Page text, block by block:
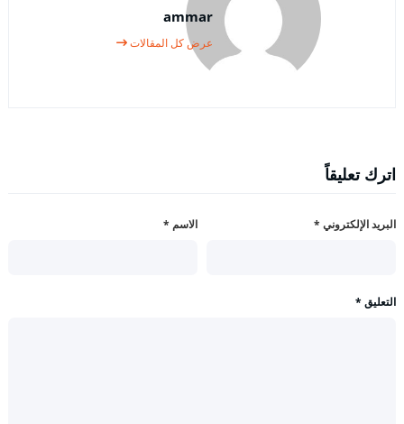
ammar
عرض كل المقالات
اترك تعليقاً
الاسم * البريد الإلكتروني *
التعليق *